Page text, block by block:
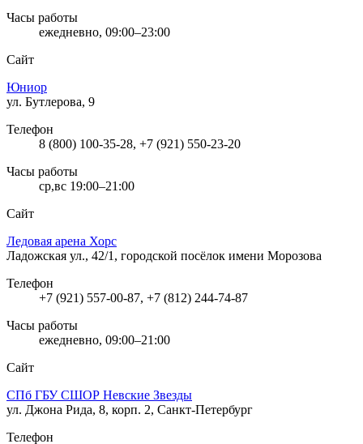
Часы работы
ежедневно, 09:00–23:00
Сайт
Юниор
ул. Бутлерова, 9
Телефон
8 (800) 100-35-28, +7 (921) 550-23-20
Часы работы
ср,вс 19:00–21:00
Сайт
Ледовая арена Хорс
Ладожская ул., 42/1, городской посёлок имени Морозова
Телефон
+7 (921) 557-00-87, +7 (812) 244-74-87
Часы работы
ежедневно, 09:00–21:00
Сайт
СПб ГБУ СШОР Невские Звезды
ул. Джона Рида, 8, корп. 2, Санкт-Петербург
Телефон